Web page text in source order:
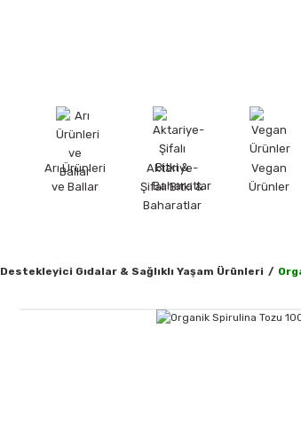
Arı Ürünleri
ve Ballar
Aktariye-
Şifalı Bitki &
Baharatlar
Vegan
Ürünler
Destekleyici Gıdalar & Sağlıklı Yaşam Ürünleri